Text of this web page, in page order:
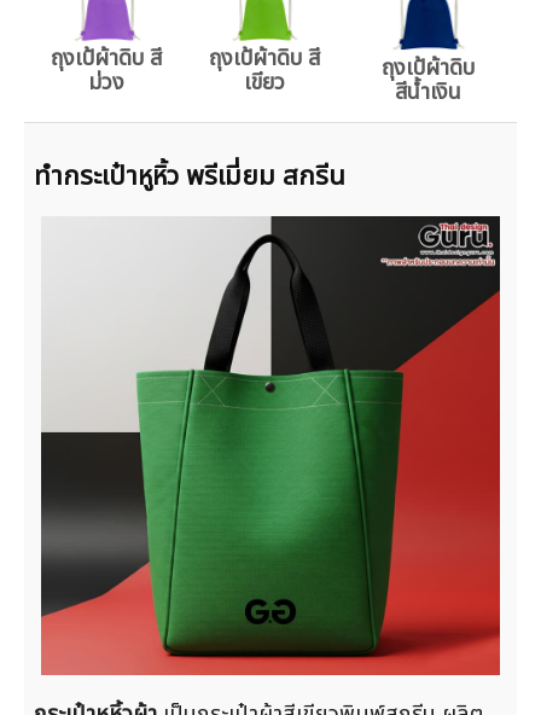
ถุงเป้ผ้าดิบ สี
ม่วง
ถุงเป้ผ้าดิบ สี
เขียว ถุงเป้ผ้าดิบ
สีน้ำเงิน
ทำกระเป๋าหูหิ้ว พรีเมี่ยม สกรีน